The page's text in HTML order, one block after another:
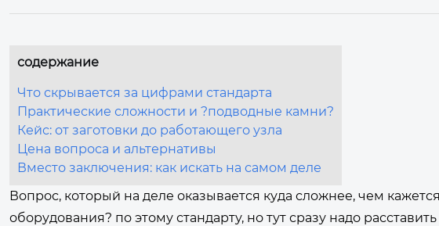
содержание
Что скрывается за цифрами стандарта
Практические сложности и ?подводные камни?
Кейс: от заготовки до работающего узла
Цена вопроса и альтернативы
Вместо заключения: как искать на самом деле
Вопрос, который на деле оказывается куда сложнее, чем
оборудования? по этому стандарту, но тут сразу надо